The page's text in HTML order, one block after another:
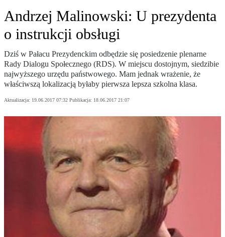
Andrzej Malinowski: U prezydenta
o instrukcji obsługi
Dziś w Pałacu Prezydenckim odbędzie się posiedzenie plenarne
Rady Dialogu Społecznego (RDS). W miejscu dostojnym, siedzibie
najwyższego urzędu państwowego. Mam jednak wrażenie, że
właściwszą lokalizacją byłaby pierwsza lepsza szkolna klasa.
Aktualizacja: 19.06.2017 07:32 Publikacja: 18.06.2017 21:07